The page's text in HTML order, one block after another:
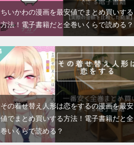
ちいかわの漫画を最安値でまとめ買いする
方法！電子書籍だと全巻いくらで読める？
その着せ替え人形は恋をするの漫画を最安
値でまとめ買いする方法！電子書籍だと全
巻いくらで読める？